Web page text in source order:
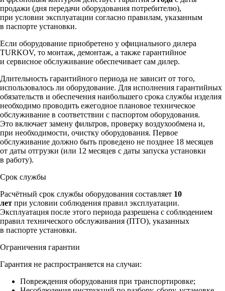
продажи (дня передачи оборудования потребителю),
при условии эксплуатации согласно правилам, указанным
в паспорте установки.
Если оборудование приобретено у официального дилера
TURKOV, то монтаж, демонтаж, а также гарантийное
и сервисное обслуживание обеспечивает сам дилер.
Длительность гарантийного периода не зависит от того,
использовалось ли оборудование. Для исполнения гарантийных
обязательств и обеспечения наибольшего срока службы изделия
необходимо проводить ежегодное плановое техническое
обслуживание в соответствии с паспортом оборудования.
Это включает замену фильтров, проверку воздухообмена и,
при необходимости, очистку оборудования. Первое
обслуживание должно быть проведено не позднее 18 месяцев
от даты отгрузки (или 12 месяцев с даты запуска установки
в работу).
Срок службы
Расчётный срок службы оборудования составляет 10
лет при условии соблюдения правил эксплуатации.
Эксплуатация после этого периода разрешена с соблюдением
правил технического обслуживания (ПТО), указанных
в паспорте установки.
Ограничения гарантии
Гарантия не распространяется на случаи:
Повреждения оборудования при транспортировке;